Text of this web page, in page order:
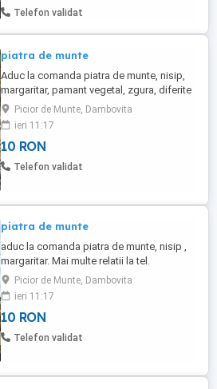
Telefon validat
piatra de munte
Aduc la comanda piatra de munte, nisip,
margaritar, pamant vegetal, zgura, diferite
utilaje agricole. Mai multe detalii si poze
pe wathapp.
Picior de Munte, Dambovita
ieri 11:17
10 RON
Telefon validat
piatra de munte
aduc la comanda piatra de munte, nisip ,
margaritar. Mai multe relatii la tel.
Picior de Munte, Dambovita
ieri 11:17
10 RON
Telefon validat